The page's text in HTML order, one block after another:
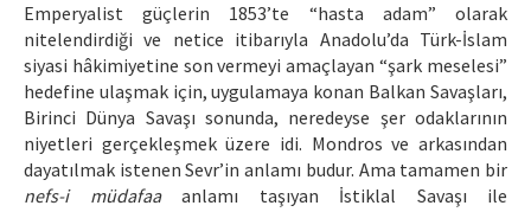
Emperyalist güçlerin 1853’te “hasta adam” olarak
nitelendirdiği ve netice itibarıyla Anadolu’da Türk-İslam
siyasi hâkimiyetine son vermeyi amaçlayan “şark meselesi”
hedefine ulaşmak için, uygulamaya konan Balkan Savaşları,
Birinci Dünya Savaşı sonunda, neredeyse şer odaklarının
niyetleri gerçekleşmek üzere idi. Mondros ve arkasından
dayatılmak istenen Sevr’in anlamı budur. Ama tamamen bir
nefs-i müdafaaanlamı taşıyan İstiklal Savaşı ile